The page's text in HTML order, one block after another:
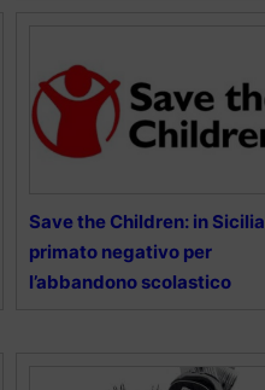
Save the Children: in Sicilia
primato negativo per
l’abbandono scolastico